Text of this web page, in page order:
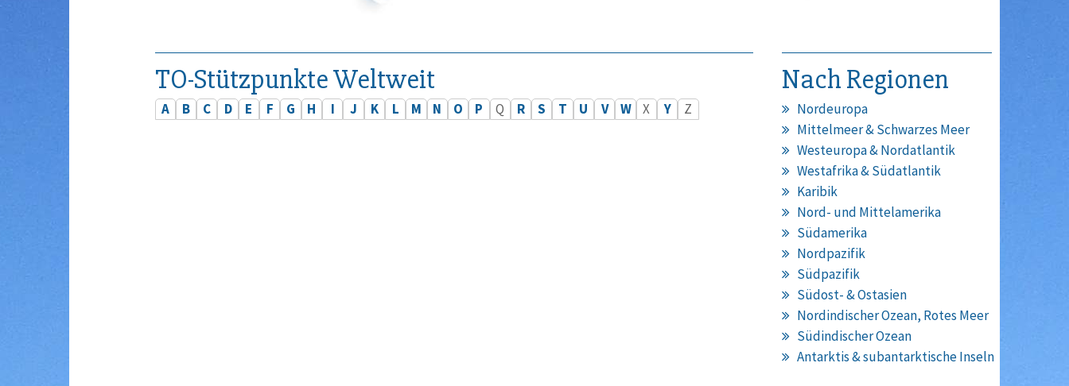
TO-Stützpunkte Weltweit
A B C D E F G H I J K L M N O P Q R S T U V W X Y Z
Nach Regionen
Nordeuropa
Mittelmeer & Schwarzes Meer
Westeuropa & Nordatlantik
Westafrika & Südatlantik
Karibik
Nord- und Mittelamerika
Südamerika
Nordpazifik
Südpazifik
Südost- & Ostasien
Nordindischer Ozean, Rotes Meer
Südindischer Ozean
Antarktis & subantarktische Inseln